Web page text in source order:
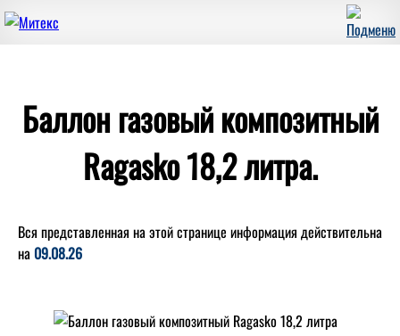
Баллон газовый композитный
Ragasko 18,2 литра.
Вся представленная на этой странице информация действительна
на 09.08.26